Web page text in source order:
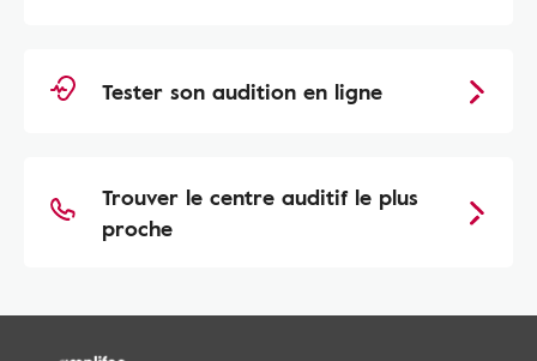
Tester son audition en ligne
Trouver le centre auditif le plus
proche